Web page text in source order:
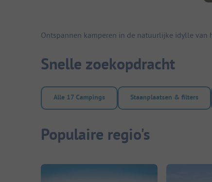
Ontspannen kamperen in de natuurlijke idylle
Snelle zoekopdracht
Alle 17 Campings Staanplaatsen & filters
Populaire regio's